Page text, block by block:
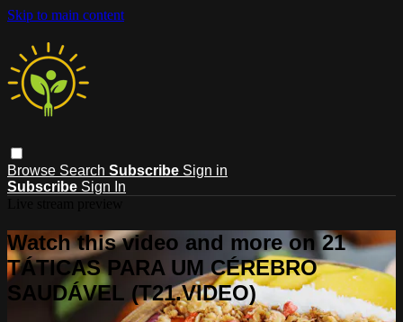
Skip to main content
Browse Search Subscribe Sign in
Subscribe Sign In
Watch this video and more on 21
TÁTICAS PARA UM CÉREBRO
SAUDÁVEL (T21.VIDEO)